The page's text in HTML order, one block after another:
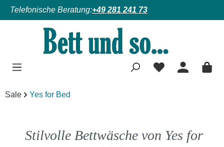
Zum Hauptinhalt springen
Telefonische Beratung:+49 281 241 73
Sale Yes for Bed
Stilvolle Bettwäsche von Yes for